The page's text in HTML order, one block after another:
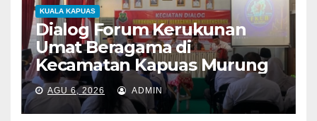
KUALA KAPUAS
Dialog Forum Kerukunan
Umat Beragama di
Kecamatan Kapuas Murung
AGU 6, 2026 ADMIN